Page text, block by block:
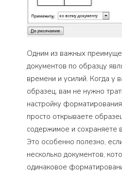
Одним из важных
документов по образцу
времени и усилий. Когда у
образец, вам не нужно
настройку
просто открываете
содержимое и сохраняете
Это особенно полезно,
несколько документов,
одинаковое